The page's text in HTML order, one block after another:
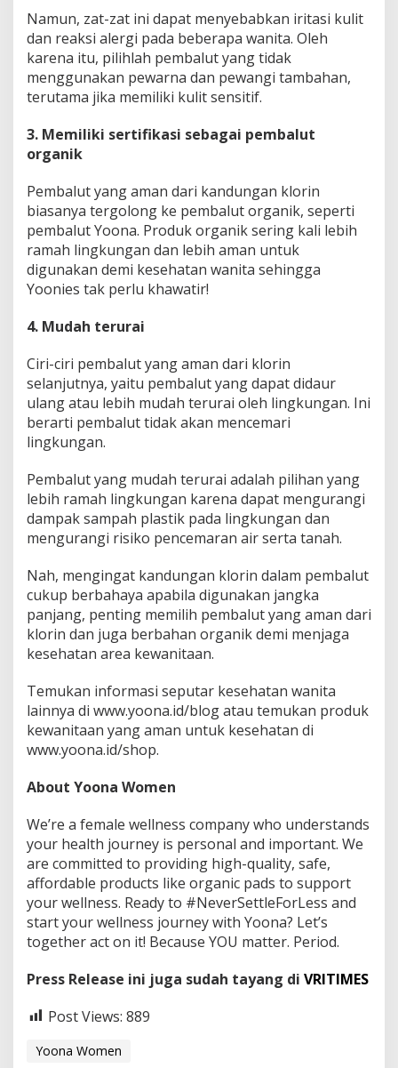
Namun, zat-zat ini dapat menyebabkan iritasi kulit
dan reaksi alergi pada beberapa wanita. Oleh
karena itu, pilihlah pembalut yang tidak
menggunakan pewarna dan pewangi tambahan,
terutama jika memiliki kulit sensitif.
3. Memiliki sertifikasi sebagai pembalut
organik
Pembalut yang aman dari kandungan klorin
biasanya tergolong ke pembalut organik, seperti
pembalut Yoona. Produk organik sering kali lebih
ramah lingkungan dan lebih aman untuk
digunakan demi kesehatan wanita sehingga
Yoonies tak perlu khawatir!
4. Mudah terurai
Ciri-ciri pembalut yang aman dari klorin
selanjutnya, yaitu pembalut yang dapat didaur
ulang atau lebih mudah terurai oleh lingkungan. Ini
berarti pembalut tidak akan mencemari
lingkungan.
Pembalut yang mudah terurai adalah pilihan yang
lebih ramah lingkungan karena dapat mengurangi
dampak sampah plastik pada lingkungan dan
mengurangi risiko pencemaran air serta tanah.
Nah, mengingat kandungan klorin dalam pembalut
cukup berbahaya apabila digunakan jangka
panjang, penting memilih pembalut yang aman dari
klorin dan juga berbahan organik demi menjaga
kesehatan area kewanitaan.
Temukan informasi seputar kesehatan wanita
lainnya di www.yoona.id/blog atau temukan produk
kewanitaan yang aman untuk kesehatan di
www.yoona.id/shop.
About Yoona Women
We’re a female wellness company who understands
your health journey is personal and important. We
are committed to providing high-quality, safe,
affordable products like organic pads to support
your wellness. Ready to #NeverSettleForLess and
start your wellness journey with Yoona? Let’s
together act on it! Because YOU matter. Period.
Press Release ini juga sudah tayang di VRITIMES
Post Views: 889
Yoona Women